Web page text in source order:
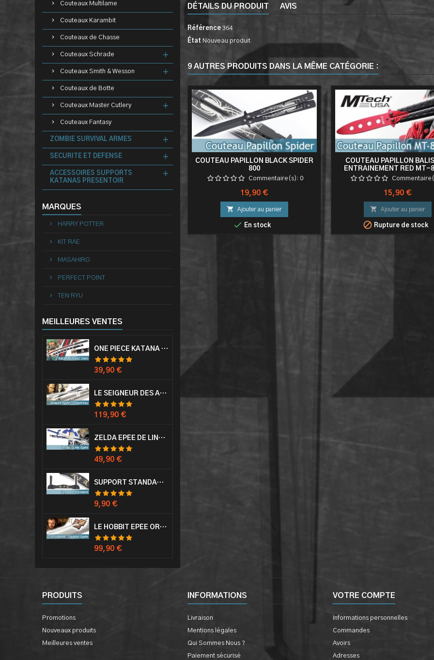
Couteaux Multilame
Couteaux Karambit
Couteaux de Chasse
Couteaux Schrade
Couteaux Smith & Wesson
Couteaux de Botte
Couteaux Master Cutlery
Couteaux Fantasy
ZOMBIE SURVIVAL ARMES
SECURITE ET DEFENSE
ACCESSOIRES SUPPORTS
KATANAS PRESENTOIR
MARQUES
HARRY POTTER
KIT RAE
MASAHIRO
PERFECT POINT
TEN RYU
MEILLEURES VENTES
ONE PIECE KATANA ZORO RORONOA SHUSUI EPÉE SABRE ACIER
Prix
39,90 €
LE SEIGNEUR DES ANNEAUX EPÉE ANDURIL ARAGORN
Prix
119,90 €
ZELDA EPÉE DE LINK AVEC FOURREAU MASTER SWORD EPEE
Prix
49,90 €
SUPPORT STANDARD KATANA EPÉE
Prix
9,90 €
LE HOBBIT EPÉE ORCRIST EPÉE DE THORIN SABRE + PLAQUE MURALE EN BOIS
Prix
99,90 €
DÉTAILS DU PRODUIT AVIS
Référence 364
État Nouveau produit
9 AUTRES PRODUITS DANS LA MÊME CATÉGORIE :
COUTEAU PAPILLON BLACK SPIDER
800
Commentaire(s): 0
Prix
19,90 €
 Ajouter au panier
 En stock
COUTEAU PAPILLON
ENTRAINEMENT RED MT-
Prix
15,90 €
 Ajouter au panier
 Rupture de stock
PRODUITS
Promotions
Nouveaux produits
Meilleures ventes
INFORMATIONS
Livraison
Mentions légales
Qui Sommes Nous ?
Paiement sécurisé
VOTRE COMPTE
Informations personnelles
Commandes
Avoirs
Adresses